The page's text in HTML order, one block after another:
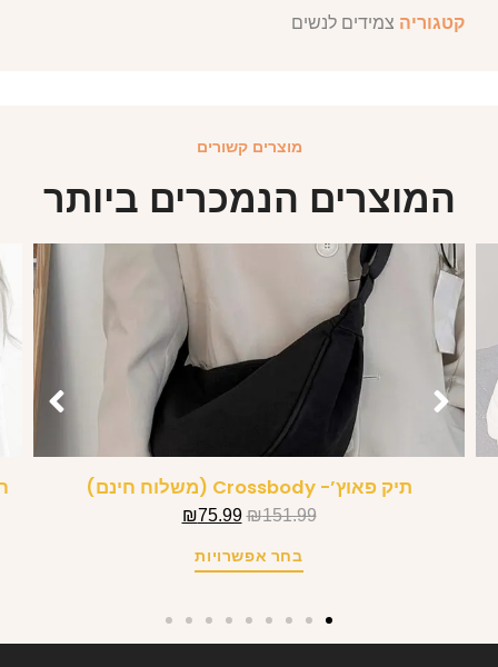
קטגוריה צמידים לנשים
מוצרים קשורים
המוצרים הנמכרים ביותר
תיק פאוץ’- Crossbody (משלוח חינם)
₪151.99
₪75.99
בחר אפשרויות